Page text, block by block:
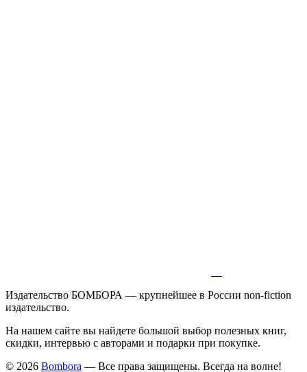
Издательство БОМБОРА — крупнейшее в России non-fiction
издательство.
На нашем сайте вы найдете большой выбор полезных книг,
скидки, интервью с авторами и подарки при покупке.
© 2026 Bombora — Все права защищены. Всегда на волне!